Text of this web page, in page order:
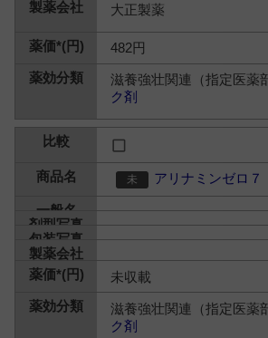
大正製薬
482円
滋養強壮関連（指定医薬
ク剤
アリナミンゼロ
未収載
滋養強壮関連（指定医薬
ク剤